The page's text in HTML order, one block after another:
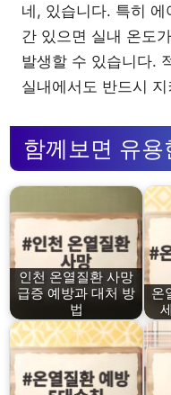
네, 있습니다. 특히 에
간 있으면 실내 온도
발생할 수 있습니다.
실내에서도 반드시
함께보면 유용
인천 온열질환 사망
급증 예방과 대처 방
법
온